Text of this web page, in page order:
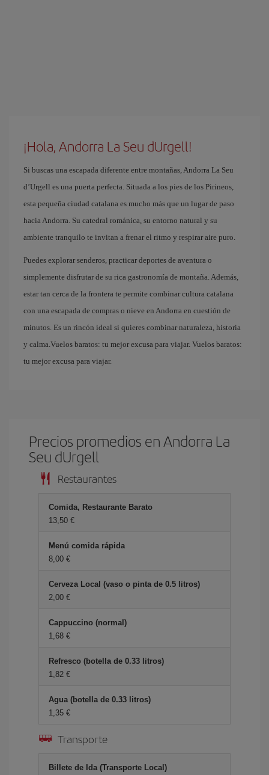
¡Hola, Andorra La Seu dUrgell!
Si buscas una escapada diferente entre montañas, Andorra La Seu
d’Urgell es una puerta perfecta. Situada a los pies de los Pirineos,
esta pequeña ciudad catalana es mucho más que un lugar de paso
hacia Andorra. Su catedral románica, su entorno natural y su
ambiente tranquilo te invitan a frenar el ritmo y respirar aire puro.
Puedes explorar senderos, practicar deportes de aventura o
simplemente disfrutar de su rica gastronomía de montaña. Además,
estar tan cerca de la frontera te permite combinar cultura catalana
con una escapada de compras o nieve en Andorra en cuestión de
minutos. Es un rincón ideal si quieres combinar naturaleza, historia
y calma.Vuelos baratos: tu mejor excusa para viajar. Vuelos baratos:
tu mejor excusa para viajar.
Precios promedios en Andorra La
Seu dUrgell
Restaurantes
Comida, Restaurante Barato
13,50 €
Menú comida rápida
8,00 €
Cerveza Local (vaso o pinta de 0.5 litros)
2,00 €
Cappuccino (normal)
1,68 €
Refresco (botella de 0.33 litros)
1,82 €
Agua (botella de 0.33 litros)
1,35 €
Transporte
Billete de Ida (Transporte Local)